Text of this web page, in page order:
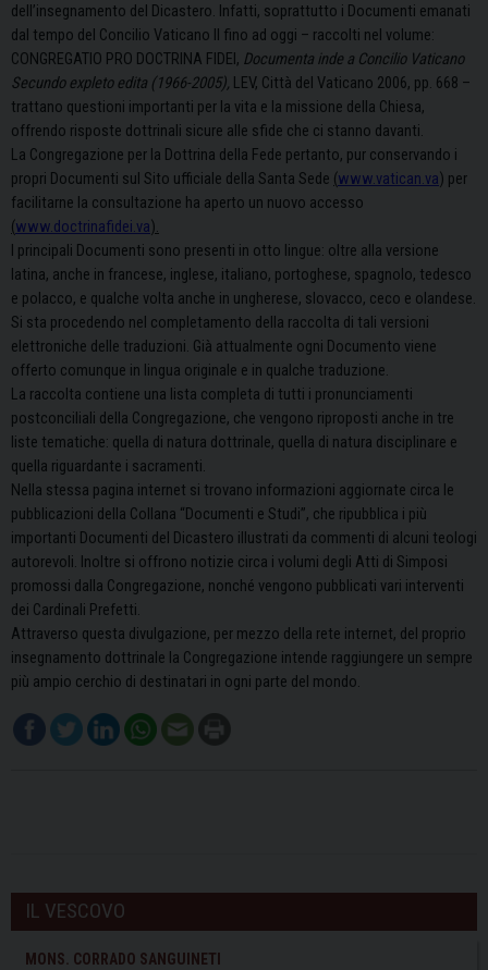
dell’insegnamento del Dicastero. Infatti, soprattutto i Documenti emanati
dal tempo del Concilio Vaticano II fino ad oggi – raccolti nel volume:
CONGREGATIO PRO DOCTRINA FIDEI, Documenta inde a Concilio Vaticano
Secundo expleto edita (1966-2005), LEV, Città del Vaticano 2006, pp. 668 –
trattano questioni importanti per la vita e la missione della Chiesa,
offrendo risposte dottrinali sicure alle sfide che ci stanno davanti.
La Congregazione per la Dottrina della Fede pertanto, pur conservando i
propri Documenti sul Sito ufficiale della Santa Sede (www.vatican.va) per
facilitarne la consultazione ha aperto un nuovo accesso
(www.doctrinafidei.va).
I principali Documenti sono presenti in otto lingue: oltre alla versione
latina, anche in francese, inglese, italiano, portoghese, spagnolo, tedesco
e polacco, e qualche volta anche in ungherese, slovacco, ceco e olandese.
Si sta procedendo nel completamento della raccolta di tali versioni
elettroniche delle traduzioni. Già attualmente ogni Documento viene
offerto comunque in lingua originale e in qualche traduzione.
La raccolta contiene una lista completa di tutti i pronunciamenti
postconciliali della Congregazione, che vengono riproposti anche in tre
liste tematiche: quella di natura dottrinale, quella di natura disciplinare e
quella riguardante i sacramenti.
Nella stessa pagina internet si trovano informazioni aggiornate circa le
pubblicazioni della Collana “Documenti e Studi”, che ripubblica i più
importanti Documenti del Dicastero illustrati da commenti di alcuni teologi
autorevoli. Inoltre si offrono notizie circa i volumi degli Atti di Simposi
promossi dalla Congregazione, nonché vengono pubblicati vari interventi
dei Cardinali Prefetti.
Attraverso questa divulgazione, per mezzo della rete internet, del proprio
insegnamento dottrinale la Congregazione intende raggiungere un sempre
più ampio cerchio di destinatari in ogni parte del mondo.
IL VESCOVO
MONS. CORRADO SANGUINETI